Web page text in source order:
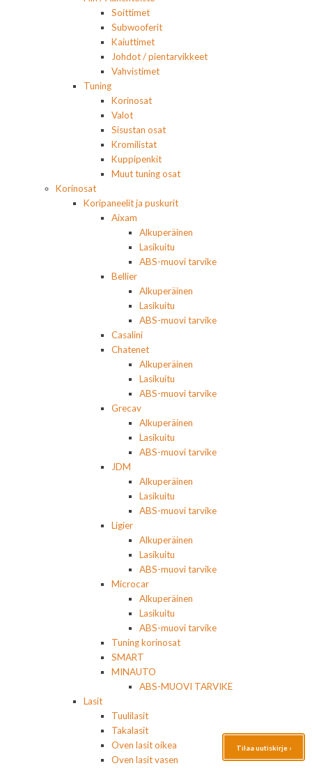
Soittimet
Subwooferit
Kaiuttimet
Johdot / pientarvikkeet
Vahvistimet
Tuning
Korinosat
Valot
Sisustan osat
Kromilistat
Kuppipenkit
Muut tuning osat
Korinosat
Koripaneelit ja puskurit
Aixam
Alkuperäinen
Lasikuitu
ABS-muovi tarvike
Bellier
Alkuperäinen
Lasikuitu
ABS-muovi tarvike
Casalini
Chatenet
Alkuperäinen
Lasikuitu
ABS-muovi tarvike
Grecav
Alkuperäinen
Lasikuitu
ABS-muovi tarvike
JDM
Alkuperäinen
Lasikuitu
ABS-muovi tarvike
Ligier
Alkuperäinen
Lasikuitu
ABS-muovi tarvike
Microcar
Alkuperäinen
Lasikuitu
ABS-muovi tarvike
Tuning korinosat
SMART
MINAUTO
ABS-MUOVI TARVIKE
Lasit
Tuulilasit
Takalasit
Oven lasit oikea
Oven lasit vasen
Tilaa uutiskirje ›